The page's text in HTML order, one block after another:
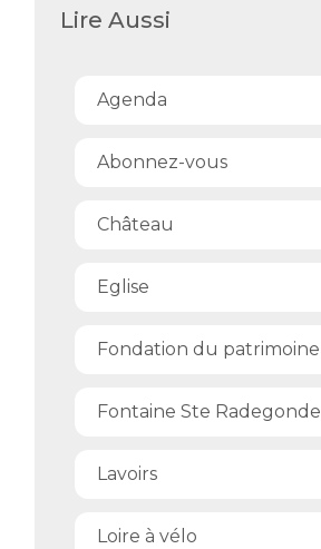
Lire Aussi
Agenda
Abonnez-vous
Château
Eglise
Fondation du patrimoine
Fontaine Ste Radegonde
Lavoirs
Loire à vélo